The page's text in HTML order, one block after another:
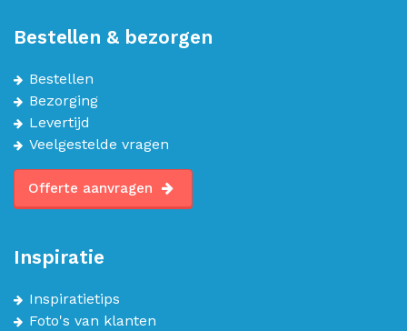
Bestellen & bezorgen
Bestellen
Bezorging
Levertijd
Veelgestelde vragen
Offerte aanvragen
Inspiratie
Inspiratietips
Foto's van klanten